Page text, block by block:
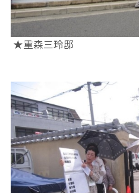
★重森三玲邸